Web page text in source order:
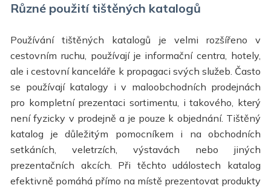
Různé použití tištěných katalogů
Používání tištěných katalogů je velmi rozšířeno v
cestovním ruchu, používají je informační centra, hotely,
ale i cestovní kanceláře k propagaci svých služeb. Často
se používají katalogy i v maloobchodních prodejnách
pro kompletní prezentaci sortimentu, i takového, který
není fyzicky v prodejně a je pouze k objednání. Tištěný
katalog je důležitým pomocníkem i na obchodních
setkáních, veletrzích, výstavách nebo jiných
prezentačních akcích. Při těchto událostech katalog
efektivně pomáhá přímo na místě prezentovat produkty